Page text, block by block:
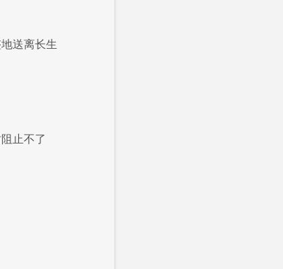
送离长生
止不了